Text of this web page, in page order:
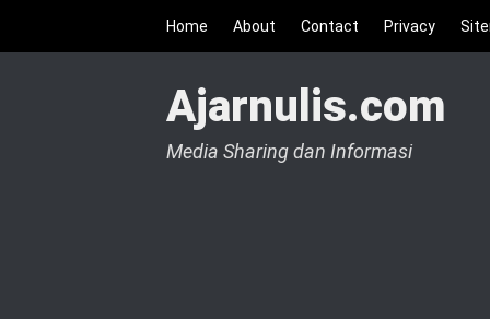
Home About Contact Privacy
Ajarnulis.com
Media Sharing dan Informasi